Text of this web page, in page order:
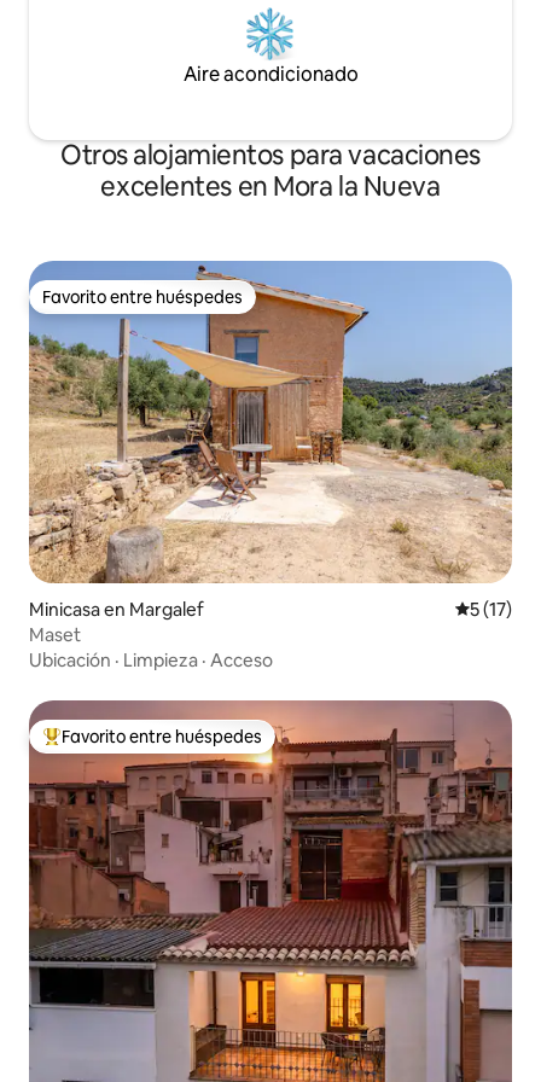
Aire acondicionado
Otros alojamientos para vacaciones
excelentes en Mora la Nueva
Favorito entre huéspedes
Favorito entre huéspedes
Minicasa en Margalef
5 (17)
Maset
Ubicación · Limpieza · Acceso
Favorito entre huéspedes preferido
Favorito entre huéspedes